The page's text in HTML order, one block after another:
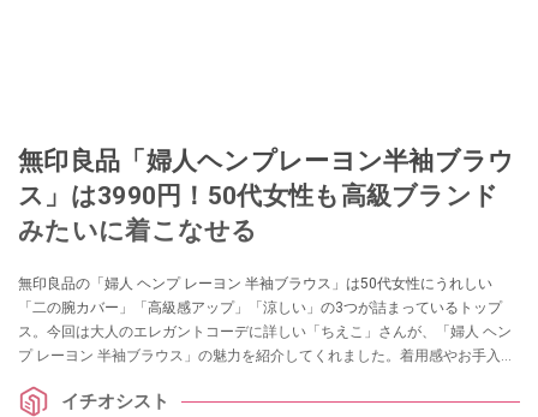
無印良品「婦人ヘンプレーヨン半袖ブラウ
ス」は3990円！50代女性も高級ブランド
みたいに着こなせる
無印良品の「婦人 ヘンプ レーヨン 半袖ブラウス」は50代女性にうれしい
「二の腕カバー」「高級感アップ」「涼しい」の3つが詰まっているトップ
ス。今回は大人のエレガントコーデに詳しい「ちえこ」さんが、「婦人 ヘン
プ レーヨン 半袖ブラウス」の魅力を紹介してくれました。着用感やお手入れ
イチオシスト